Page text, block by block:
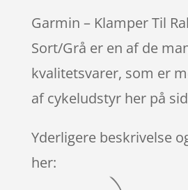
Garmin – Klamper Til
Sort/Grå er en af de
kvalitetsvarer, som er
af cykeludstyr her på
Yderligere beskrivelse
her: